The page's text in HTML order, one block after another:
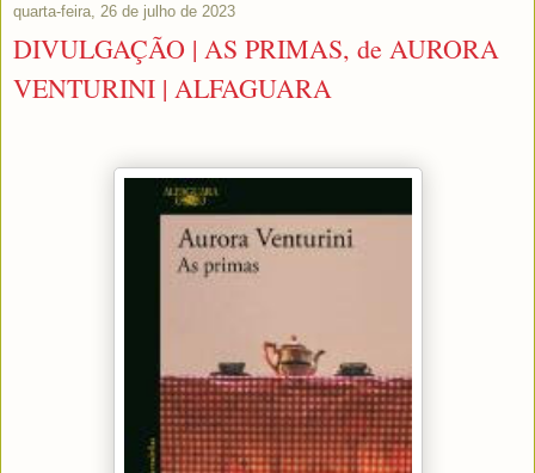
quarta-feira, 26 de julho de 2023
DIVULGAÇÃO | AS PRIMAS, de AURORA
VENTURINI | ALFAGUARA